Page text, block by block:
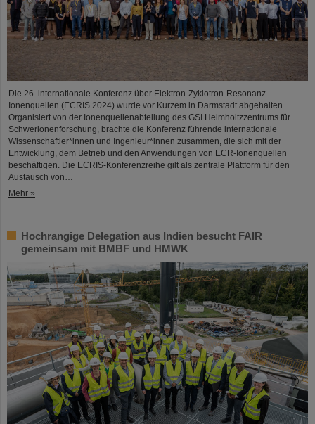
Die 26. internationale Konferenz über Elektron-Zyklotron-Resonanz-
Ionenquellen (ECRIS 2024) wurde vor Kurzem in Darmstadt abgehalten.
Organisiert von der Ionenquellenabteilung des GSI Helmholtzzentrums für
Schwerionenforschung, brachte die Konferenz führende internationale
Wissenschaftler*innen und Ingenieur*innen zusammen, die sich mit der
Entwicklung, dem Betrieb und den Anwendungen von ECR-Ionenquellen
beschäftigen. Die ECRIS-Konferenzreihe gilt als zentrale Plattform für den
Austausch von…
Mehr »
Hochrangige Delegation aus Indien besucht FAIR
gemeinsam mit BMBF und HMWK